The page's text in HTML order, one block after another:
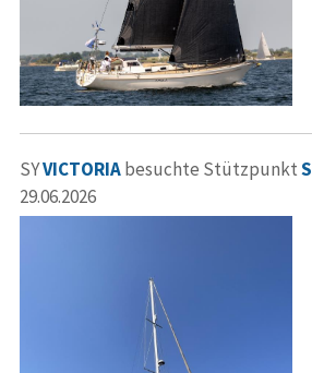
SYVICTORIAbesuchte Stützpunkt
29.06.2026